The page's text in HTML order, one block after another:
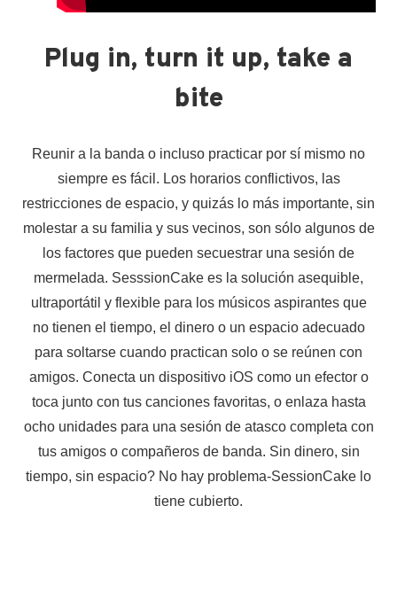
Plug in, turn it up, take a
bite
Reunir a la banda o incluso practicar por sí mismo no
siempre es fácil. Los horarios conflictivos, las
restricciones de espacio, y quizás lo más importante, sin
molestar a su familia y sus vecinos, son sólo algunos de
los factores que pueden secuestrar una sesión de
mermelada. SesssionCake es la solución asequible,
ultraportátil y flexible para los músicos aspirantes que
no tienen el tiempo, el dinero o un espacio adecuado
para soltarse cuando practican solo o se reúnen con
amigos. Conecta un dispositivo iOS como un efector o
toca junto con tus canciones favoritas, o enlaza hasta
ocho unidades para una sesión de atasco completa con
tus amigos o compañeros de banda. Sin dinero, sin
tiempo, sin espacio? No hay problema-SessionCake lo
tiene cubierto.